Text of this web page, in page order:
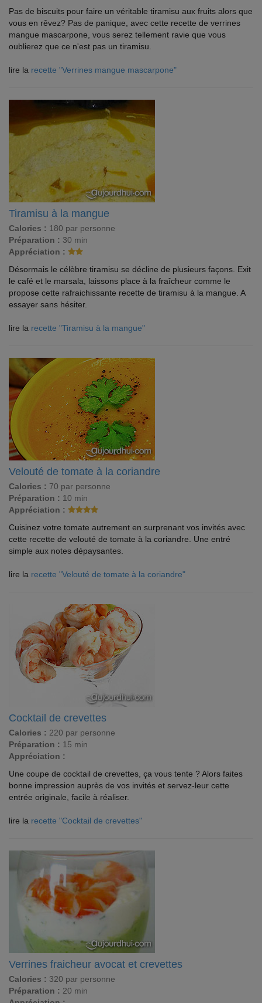
Pas de biscuits pour faire un véritable tiramisu aux fruits alors que
vous en rêvez? Pas de panique, avec cette recette de verrines
mangue mascarpone, vous serez tellement ravie que vous
oublierez que ce n'est pas un tiramisu.
lire la recette "Verrines mangue mascarpone"
Tiramisu à la mangue
Calories : 180 par personne
Préparation : 30 min
Appréciation :
Désormais le célèbre tiramisu se décline de plusieurs façons. Exit
le café et le marsala, laissons place à la fraîcheur comme le
propose cette rafraichissante recette de tiramisu à la mangue. A
essayer sans hésiter.
lire la recette "Tiramisu à la mangue"
Velouté de tomate à la coriandre
Calories : 70 par personne
Préparation : 10 min
Appréciation :
Cuisinez votre tomate autrement en surprenant vos invités avec
cette recette de velouté de tomate à la coriandre. Une entré
simple aux notes dépaysantes.
lire la recette "Velouté de tomate à la coriandre"
Cocktail de crevettes
Calories : 220 par personne
Préparation : 15 min
Appréciation :
Une coupe de cocktail de crevettes, ça vous tente ? Alors faites
bonne impression auprès de vos invités et servez-leur cette
entrée originale, facile à réaliser.
lire la recette "Cocktail de crevettes"
Verrines fraicheur avocat et crevettes
Calories : 320 par personne
Préparation : 20 min